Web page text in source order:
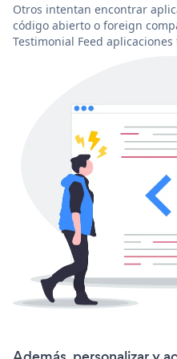
Otros intentan encontrar
código abierto o foreign
Testimonial Feed